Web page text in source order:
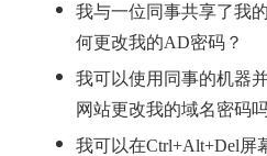
我与一位同事共享了我
何更改我的AD密码？
我可以使用同事的机器
网站更改我的域名密码
我可以在Ctrl+Alt+Del屏